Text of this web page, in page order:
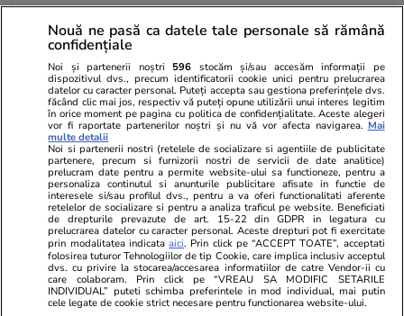
Cum a apărut Shakira la finala Cupei Mondiale
FIFA 2026. Imaginile cu artista desculță pe
scenă au devenit virale
Stiri Mondene 12:22
Dan Negru, alături de Rică Răducanu la finala
Mondialului: „Privindu-l, mi-am amintit de
Mexic ’70”
Știri Externe 12:22
Ucraina a atacat Moscova cu peste 400 de
drone ucrainene, majoritatea au fost doborâte,
Nouă ne pasă ca datele tale personale să rămână
confidențiale
Noi și partenerii noștri 596 stocăm și/sau accesăm informații pe
dispozitivul dvs., precum identificatorii cookie unici pentru prelucrarea
datelor cu caracter personal. Puteți accepta sau gestiona preferințele dvs.
făcând clic mai jos, respectiv vă puteți opune utilizării unui interes legitim
în orice moment pe pagina cu politica de confidențialitate. Aceste alegeri
vor fi raportate partenerilor noștri și nu vă vor afecta navigarea. Mai
multe detalii
Noi si partenerii nostri (retelele de socializare si agentiile de publicitate
partenere, precum si furnizorii nostri de servicii de date analitice)
prelucram date pentru a permite website-ului sa functioneze, pentru a
personaliza continutul si anunturile publicitare afisate in functie de
interesele si/sau profilul dvs., pentru a va oferi functionalitati aferente
retelelor de socializare si pentru a analiza traficul pe website. Beneficiati
de drepturile prevazute de art. 15-22 din GDPR in legatura cu
prelucrarea datelor cu caracter personal. Aceste drepturi pot fi exercitate
prin modalitatea indicataaici. Prin click pe “ACCEPT TOATE”, acceptati
folosirea tuturor Tehnologiilor de tip Cookie, care implica inclusiv acceptul
dvs. cu privire la stocarea/accesarea informatiilor de catre Vendor-ii cu
care colaboram. Prin click pe “VREAU SA MODIFIC SETARILE
INDIVIDUAL” puteti schimba preferintele in mod individual, mai putin
cele legate de cookie strict necesare pentru functionarea website-ului.